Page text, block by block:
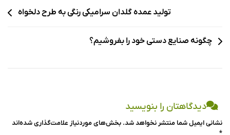
تولید عمده گلدان سرامیکی رنگی به طرح دلخواه
چگونه صنایع دستی خود را بفروشیم؟
دیدگاهتان را بنویسید
نشانی ایمیل شما منتشر نخواهد شد. بخش‌های موردنیاز علامت‌گذاری شده‌اند